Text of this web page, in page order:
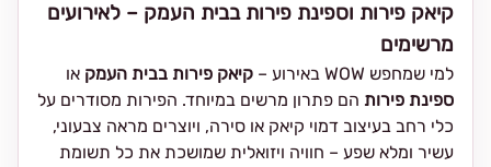
קיאק פירות וספינת פירות בבית העמק – לאירועים
מרשימים
למי שמחפש WOW באירוע – קיאק פירות בבית העמק או
ספינת פירות הם פתרון מרשים במיוחד. הפירות מסודרים על
כלי רחב בעיצוב דמוי קיאק או סירה, ויוצרים מראה צבעוני,
עשיר ומלא שפע – חוויה ויזואלית שמושכת את כל תשומת